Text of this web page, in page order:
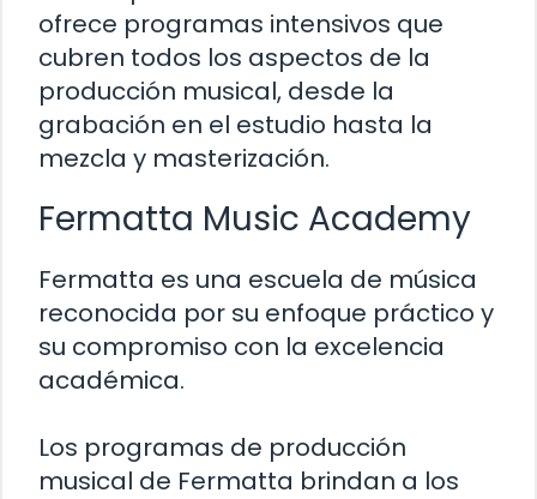
ofrece programas intensivos que
cubren todos los aspectos de la
producción musical, desde la
grabación en el estudio hasta la
mezcla y masterización.
Fermatta Music Academy
Fermatta es una escuela de música
reconocida por su enfoque práctico y
su compromiso con la excelencia
académica.
Los programas de producción
musical de Fermatta brindan a los